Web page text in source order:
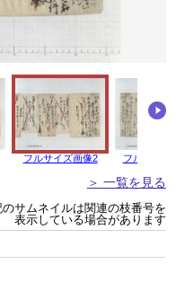
フルサイズ画像2 フルサイズ
＞ 一覧を見る
のサムネイルは関連の枝番号を
表示している場合があります